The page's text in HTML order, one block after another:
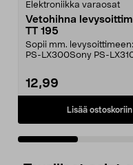
Elektroniikka varaosat
Vetohihna
TT 195
Sopii mm.
PS-LX300Sony PS-
12,99
Lisää ostoskoriin